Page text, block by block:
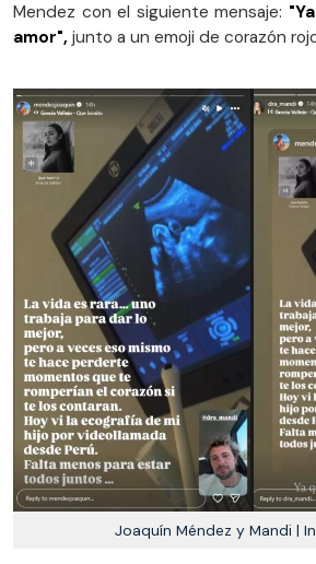
Mendez con el siguiente mensaje:
amor", junto a un emoji de corazón
Joaquín Méndez y Mandi |